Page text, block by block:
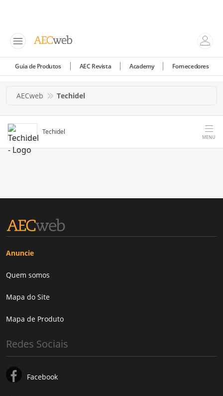
Guia de Produtos AEC Revista Academy Fornecedores
AECweb Techidel
Techidel
MENU
Anuncie
Quem somos
Mapa do Site
Mapa de Produto
Redes Sociais
Facebook